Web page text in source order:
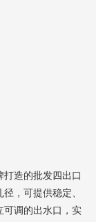
造的批发四出口
，可提供稳定、
可调的出水口，实